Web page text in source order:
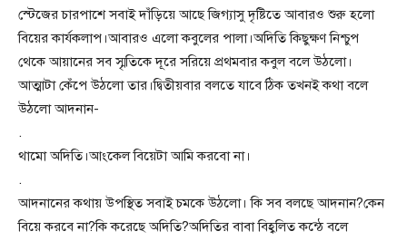
স্টেজের চারপাশে সবাই দাঁড়িয়ে আছে জিগ্যাসু দৃষ্টিতে আবারও শুরু হলো
বিয়ের কার্যকলাপ।আবারও এলো কবুলের পালা।অদিতি কিছুক্ষণ নিশ্চুপ
থেকে আয়ানের সব স্মৃতিকে দূরে সরিয়ে প্রথমবার কবুল বলে উঠলো।
আত্মাটা কেঁপে উঠলো তার।দ্বিতীয়বার বলতে যাবে ঠিক তখনই কথা বলে
উঠলো আদনান-
.
থামো অদিতি।আংকেল বিয়েটা আমি করবো না।
.
আদনানের কথায় উপস্থিত সবাই চমকে উঠলো। কি সব বলছে আদনান?কেন
বিয়ে করবে না?কি করেছে অদিতি?অদিতির বাবা বিহ্বলিত কন্ঠে বলে